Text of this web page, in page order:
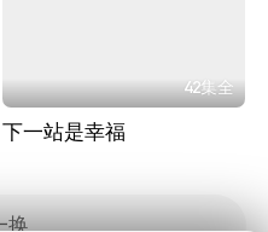
42集全
下一站是幸福
换